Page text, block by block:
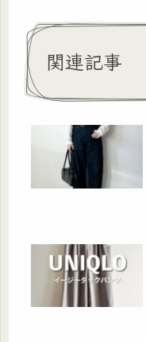
関連記事